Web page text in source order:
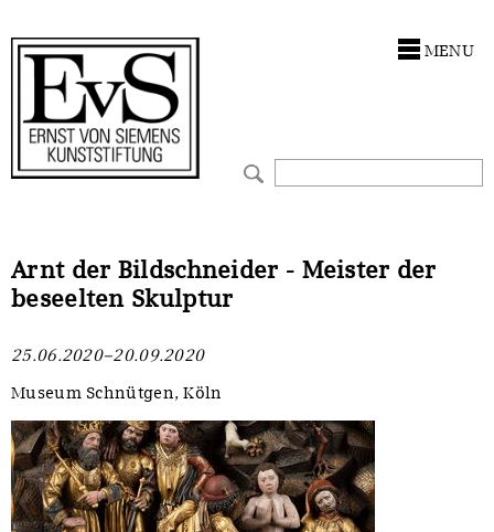
MENU
Arnt der Bildschneider - Meister der
beseelten Skulptur
25.06.2020–20.09.2020
Museum Schnütgen, Köln
Förderphilosophie
Gremien
Presse und Neuigkeiten
Stellenangebote
Ankauf
Restaurierungen
Werkverzeichnisse
UKRAINE-Förderlinie